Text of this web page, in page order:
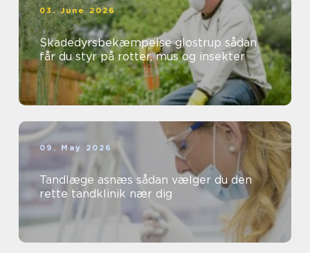
03. June 2026
Skadedyrsbekæmpelse glostrup sådan
får du styr på rotter, mus og insekter
09. May 2026
Tandlæge asnæs sådan vælger du den
rette tandklinik nær dig